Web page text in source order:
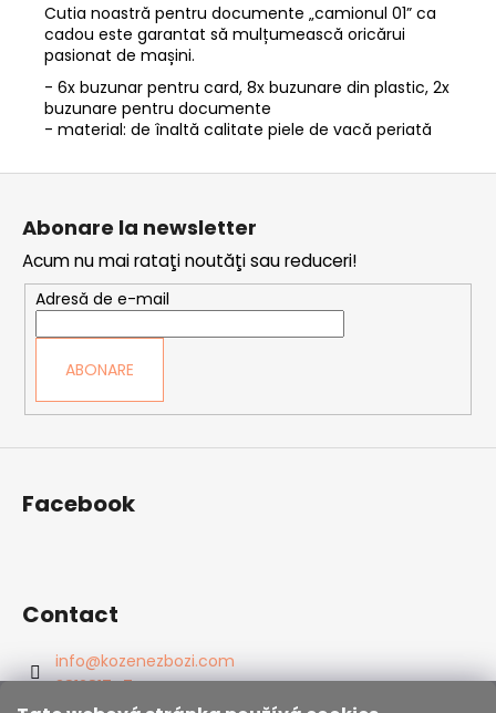
Cutia noastră pentru documente „camionul 01” ca
cadou este garantat să mulțumească oricărui
pasionat de mașini.
- 6x buzunar pentru card, 8x buzunare din plastic, 2x
buzunare pentru documente
- material: de înaltă calitate piele de vacă periată
S
Abonare la newsletter
Acum nu mai rataţi noutăţi sau reduceri!
Adresă de e-mail
ABONARE
Facebook
Contact
info@kozenezbozi.com
381281747